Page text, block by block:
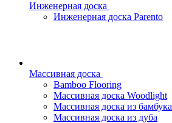
Инженерная доска
Инженерная доска Parento
Массивная доска
Bamboo Flooring
Массивная доска Woodlight
Массивная доска из бамбука
Массивная доска из дуба